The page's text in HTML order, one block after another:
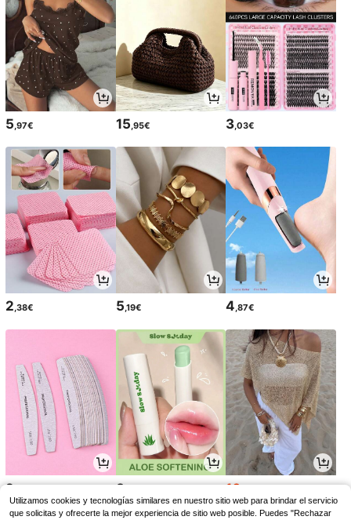
5,97€ 15,95€ 3,03€
2,38€ 5,19€ 4,87€
2 3 10
Utilizamos cookies y tecnologías similares en nuestro sitio web para brindar el servicio
que solicitas y ofrecerte la mejor experiencia de sitio web posible. Puedes "Rechazar